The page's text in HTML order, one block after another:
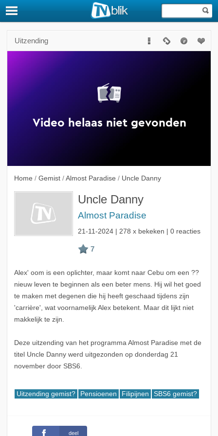
Uitzending
Home / Gemist / Almost Paradise / Uncle Danny
Uncle Danny
Almost Paradise
21-11-2024| 278 x bekeken | 0 reacties
Alex' oom is een oplichter, maar komt naar Cebu om een ??
nieuw leven te beginnen als een beter mens. Hij wil het goed
te maken met degenen die hij heeft geschaad tijdens zijn
'carrière', wat voornamelijk Alex betekent. Maar dit lijkt niet
makkelijk te zijn.
Deze uitzending van het programma Almost Paradise met de
titel Uncle Danny werd uitgezonden op donderdag 21
november door SBS6.
Uitzending gemist? Pensioenen Filipijnen SBS6 gemist?
deel